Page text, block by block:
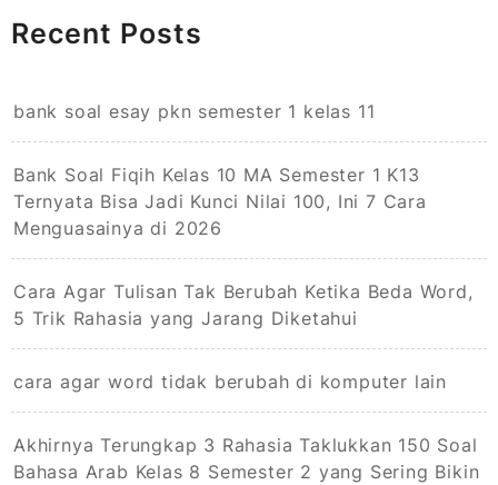
Recent Posts
bank soal esay pkn semester 1 kelas 11
Bank Soal Fiqih Kelas 10 MA Semester 1 K13
Ternyata Bisa Jadi Kunci Nilai 100, Ini 7 Cara
Menguasainya di 2026
Cara Agar Tulisan Tak Berubah Ketika Beda Word,
5 Trik Rahasia yang Jarang Diketahui
cara agar word tidak berubah di komputer lain
Akhirnya Terungkap 3 Rahasia Taklukkan 150 Soal
Bahasa Arab Kelas 8 Semester 2 yang Sering Bikin